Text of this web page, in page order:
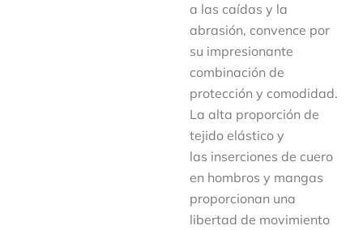
a las caídas y la
abrasión, convence por
su impresionante
combinación de
protección y comodidad.
La alta proporción de
tejido elástico y
las inserciones de cuero
en hombros y mangas
proporcionan una
libertad de movimiento